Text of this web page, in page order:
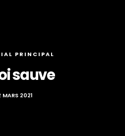
PRINCIPAL
sauve
MARS 2021